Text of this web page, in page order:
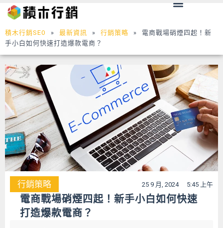
至
主
要
內
容
Menu
積木行銷SEO » 最新資訊 » 行銷策略 » 電商戰場硝煙四起！新
手小白如何快速打造爆款電商？
行銷策略 25 9 月, 2024 5:45 上午
電商戰場硝煙四起！新手小白如何快速
打造爆款電商？